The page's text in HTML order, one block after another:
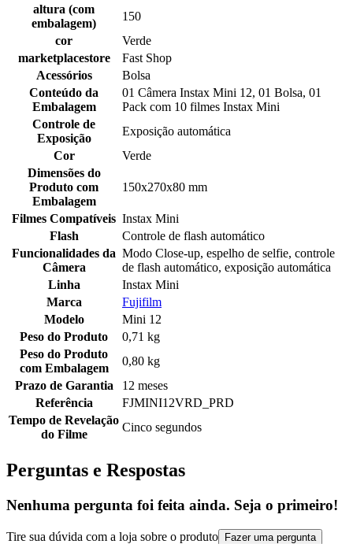
altura (com
embalagem)
150
cor
Verde
marketplacestore
Fast Shop
Acessórios
Bolsa
Conteúdo da
Embalagem
01 Câmera Instax Mini 12, 01 Bolsa, 01
Pack com 10 filmes Instax Mini
Controle de
Exposição
Exposição automática
Cor
Verde
Dimensões do
Produto com
Embalagem
150x270x80 mm
Filmes Compatíveis Instax Mini
Flash
Controle de flash automático
Funcionalidades da
Câmera
Modo Close-up, espelho de selfie, controle
de flash automático, exposição automática
Linha
Instax Mini
Marca
Fujifilm
Modelo
Mini 12
Peso do Produto
0,71 kg
Peso do Produto
com Embalagem
0,80 kg
Prazo de Garantia
12 meses
Referência
FJMINI12VRD_PRD
Tempo de Revelação
do Filme
Cinco segundos
Perguntas e Respostas
Nenhuma pergunta foi feita ainda. Seja o primeiro!
Tire sua dúvida com a loja sobre o produto Fazer uma pergunta